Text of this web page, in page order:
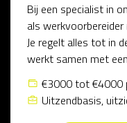
Bij een specialist in
als
Je regelt alles tot in
werkt samen met
€3000 tot €4000
Uitzendbasis,